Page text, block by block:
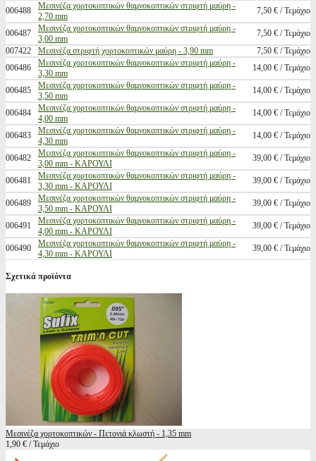
006488
Μεσινέζα χορτοκοπτικών θαμνοκοπτικών στριφτή μαύρη -
2,70 mm
7,50 € / Τεμάχιο
006487
Μεσινέζα χορτοκοπτικών θαμνοκοπτικών στριφτή μαύρη -
3,00 mm
7,50 € / Τεμάχιο
007422
Μεσινέζα στριφτή χορτοκοπτικών μαύρη - 3,90 mm
7,50 € / Τεμάχιο
006486
Μεσινέζα χορτοκοπτικών θαμνοκοπτικών στριφτή μαύρη -
3,30 mm
14,00 € / Τεμάχιο
006485
Μεσινέζα χορτοκοπτικών θαμνοκοπτικών στριφτή μαύρη -
3,50 mm
14,00 € / Τεμάχιο
006484
Μεσινέζα χορτοκοπτικών θαμνοκοπτικών στριφτή μαύρη -
4,00 mm
14,00 € / Τεμάχιο
006483
Μεσινέζα χορτοκοπτικών θαμνοκοπτικών στριφτή μαύρη -
4,30 mm
14,00 € / Τεμάχιο
006482
Μεσινέζα χορτοκοπτικών θαμνοκοπτικών στριφτή μαύρη -
3,00 mm - ΚΑΡΟΥΛΙ
39,00 € / Τεμάχιο
006481
Μεσινέζα χορτοκοπτικών θαμνοκοπτικών στριφτή μαύρη -
3,30 mm - ΚΑΡΟΥΛΙ
39,00 € / Τεμάχιο
006489
Μεσινέζα χορτοκοπτικών θαμνοκοπτικών στριφτή μαύρη -
3,50 mm - ΚΑΡΟΥΛΙ
39,00 € / Τεμάχιο
006491
Μεσινέζα χορτοκοπτικών θαμνοκοπτικών στριφτή μαύρη -
4,00 mm - ΚΑΡΟΥΛΙ
39,00 € / Τεμάχιο
006490
Μεσινέζα χορτοκοπτικών θαμνοκοπτικών στριφτή μαύρη -
4,30 mm - ΚΑΡΟΥΛΙ
39,00 € / Τεμάχιο
Σχετικά προϊόντα
Μεσινέζα χορτοκοπτικών - Πετονιά κλωστή - 1,35 mm
1,90 € / Τεμάχιο